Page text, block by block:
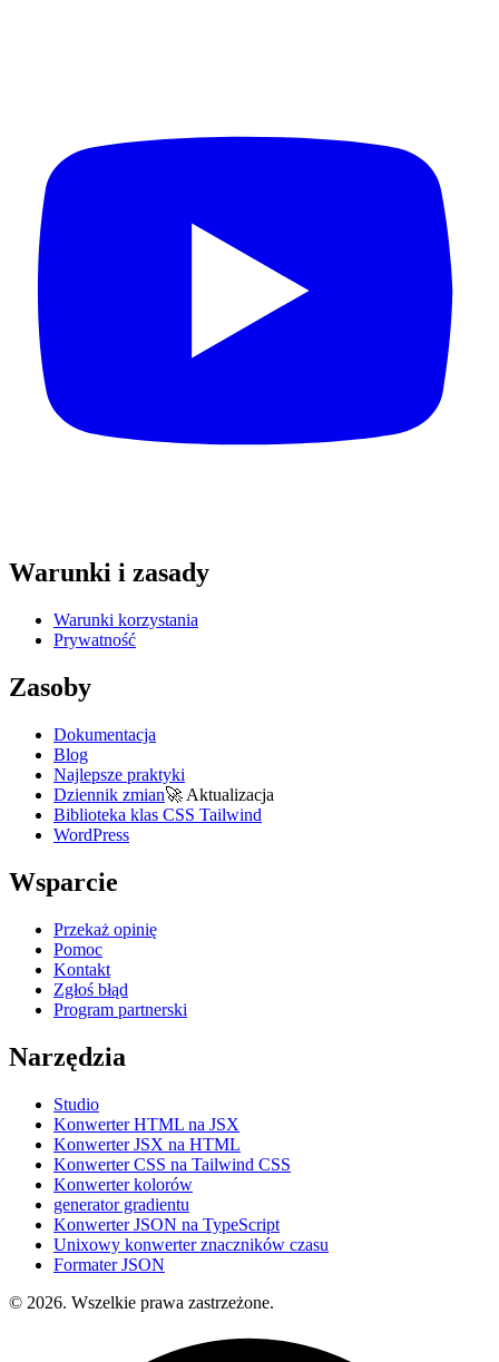
Warunki i zasady
Warunki korzystania
Prywatność
Zasoby
Dokumentacja
Blog
Najlepsze praktyki
Dziennik zmian🚀 Aktualizacja
Biblioteka klas CSS Tailwind
WordPress
Wsparcie
Przekaż opinię
Pomoc
Kontakt
Zgłoś błąd
Program partnerski
Narzędzia
Studio
Konwerter HTML na JSX
Konwerter JSX na HTML
Konwerter CSS na Tailwind CSS
Konwerter kolorów
generator gradientu
Konwerter JSON na TypeScript
Unixowy konwerter znaczników czasu
Formater JSON
© 2026. Wszelkie prawa zastrzeżone.